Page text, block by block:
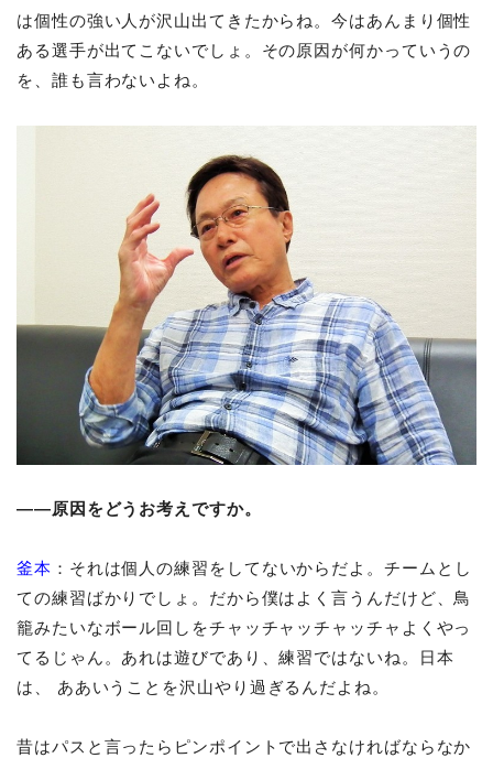
は個性の強い人が沢山出てきたからね。今はあんまり個性
ある選手が出てこないでしょ。その原因が何かっていうの
を、誰も言わないよね。
――原因をどうお考えですか。
釜本 ：それは個人の練習をしてないからだよ。チームとし
ての練習ばかりでしょ。だから僕はよく言うんだけど、鳥
籠みたいなボール回しをチャッチャッチャッチャよくやっ
てるじゃん。あれは遊びであり、練習ではないね。日本
は、 ああいうことを沢山やり過ぎるんだよね。
昔はパスと言ったらピンポイントで出さなければならなか